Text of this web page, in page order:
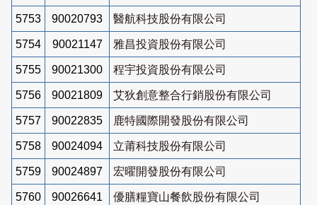
5753 90020793 醫航科技股份有限公司
5754 90021147 雅昌投資股份有限公司
5755 90021300 程宇投資股份有限公司
5756 90021809 艾狄創意整合行銷股份有限公司
5757 90022835 鹿特國際開發股份有限公司
5758 90024094 立莆科技股份有限公司
5759 90024897 宏曜開發股份有限公司
5760 90026641 優膳糧寶山餐飲股份有限公司